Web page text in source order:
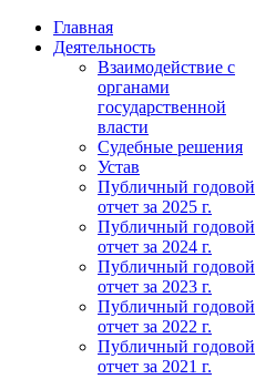
Главная
Деятельность
Взаимодействие с
органами
государственной
власти
Судебные решения
Устав
Публичный годовой
отчет за 2025 г.
Публичный годовой
отчет за 2024 г.
Публичный годовой
отчет за 2023 г.
Публичный годовой
отчет за 2022 г.
Публичный годовой
отчет за 2021 г.